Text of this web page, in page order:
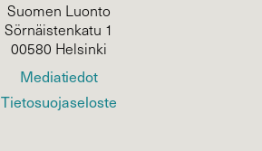
Suomen Luonto
Sörnäistenkatu 1
00580 Helsinki
Mediatiedot
Tietosuojaseloste